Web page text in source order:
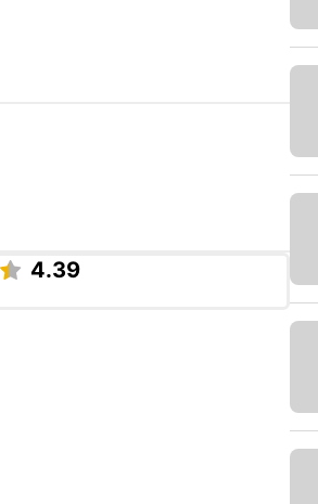
4.39